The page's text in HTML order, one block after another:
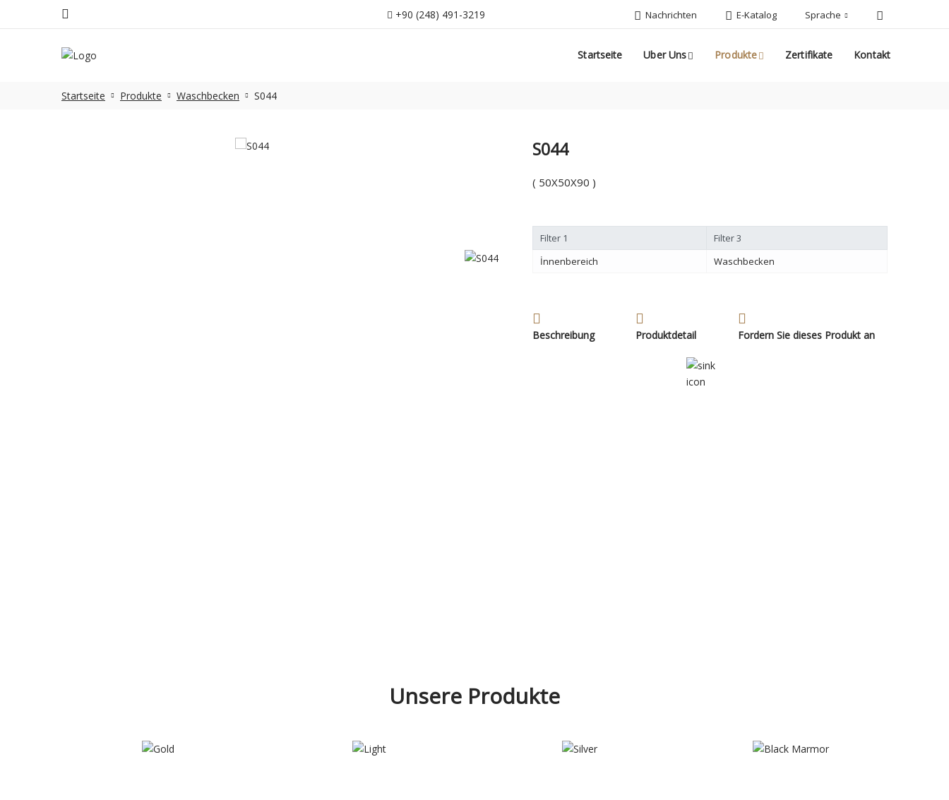
Startseite Uber Uns Zertifikate Kontakt
+90 (248) 491-3219 Nachrichten E-Katalog Sprache
Startseite Uber Uns Produkte Zertifikate Kontakt
Startseite Produkte Waschbecken S044
S044
( 50X50X90 )
Filter 1
Filter 3
İnnenbereich
Waschbecken
Beschreibung Produktdetail Fordern Sie dieses Produkt an
Unsere Produkte